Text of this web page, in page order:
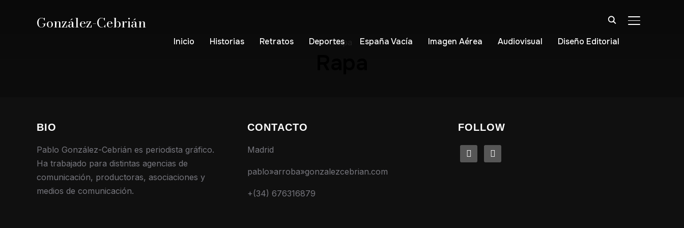
González-Cebrián ALTERNAR
Inicio Historias Retratos Deportes España Vacía Imagen Aérea Audiovisual Diseño Editorial
Rapa
BIO
Pablo González-Cebrián es periodista gráfico.
Ha trabajado para distintas agencias de
comunicación, productoras, asociaciones y
medios de comunicación.
CONTACTO
Madrid
pablo»arroba»gonzalezcebrian.com
+(34) 676316879
FOLLOW
linkedin instagram